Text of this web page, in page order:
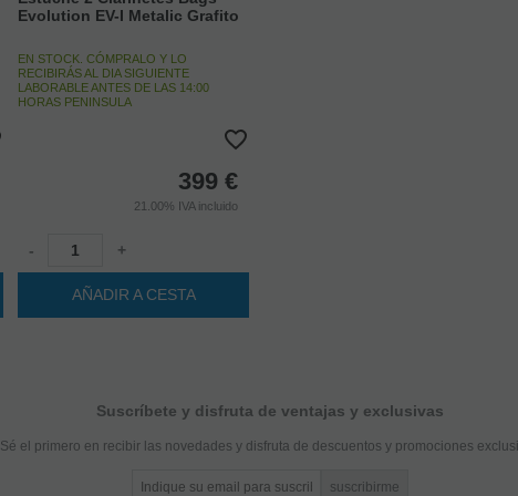
Evolution EV-I Metalic Grafito
EN STOCK. CÓMPRALO Y LO
RECIBIRÁS AL DIA SIGUIENTE
LABORABLE ANTES DE LAS 14:00
HORAS PENINSULA
399 €
21.00% IVA incluido
- +
AÑADIR A CESTA
Suscríbete y disfruta de ventajas y exclusivas
Sé el primero en recibir las novedades y disfruta de descuentos y promociones